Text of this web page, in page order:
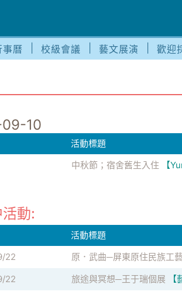
事曆 校級會議 藝文展演 歡迎
10
活動標題
中秋節；宿舍舊生入住 【
動:
活動標題
22 原．武曲─屏東原住民族工
22 旅途與冥想─王于瑞個展